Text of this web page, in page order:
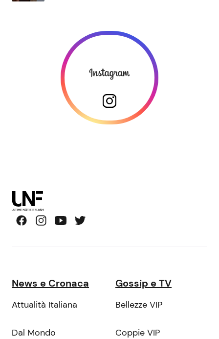
News e Cronaca
Attualità Italiana
Dal Mondo
Gossip e TV
Bellezze VIP
Coppie VIP